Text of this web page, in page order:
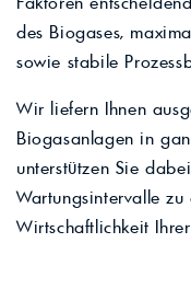
des Biogases,
sowie stabile
Wir liefern Ihnen
Biogasanlagen in
unterstützen Sie
Wartungsintervalle
Wirtschaftlichkeit